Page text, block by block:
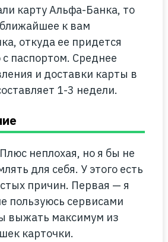
карту Альфа-Банка, то
к вам
откуда ее придется
с паспортом. Среднее
и доставки карты в
1-3 недели.
неплохая, но я бы не
для себя. У этого есть
причин. Первая — я
пользуюсь сервисами
выжать максимум из
карточки.